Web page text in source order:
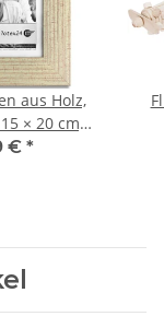
aus Holz,
× 20 cm,
und
€ *